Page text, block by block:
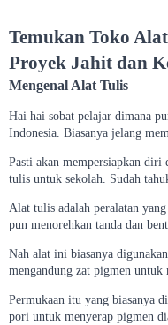
Temukan Toko
Proyek Jahit dan
Mengenal Alat Tulis
Hai hai sobat pelajar dimana
Indonesia. Biasanya jelang
Pasti akan mempersiapkan diri
tulis untuk sekolah. Sudah
Alat tulis adalah peralatan
pun menorehkan tanda dan
Nah alat ini biasanya
mengandung zat pigmen untuk
Permukaan itu yang biasanya
pori untuk menyerap pigmen